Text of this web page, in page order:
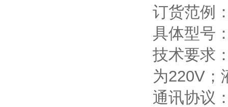
订货范例
具体型号
技术要求
为220V；
通讯协议